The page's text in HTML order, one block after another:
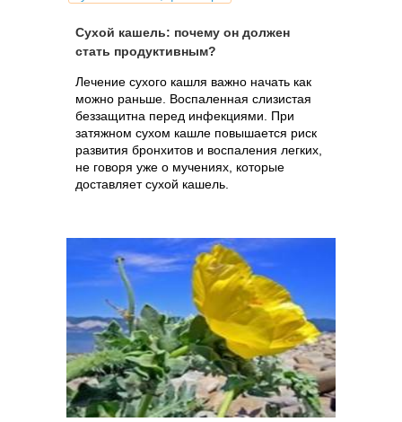
Сухой кашель: почему он должен
стать продуктивным?
Лечение сухого кашля важно начать как
можно раньше. Воспаленная слизистая
беззащитна перед инфекциями. При
затяжном сухом кашле повышается риск
развития бронхитов и воспаления легких,
не говоря уже о мучениях, которые
доставляет сухой кашель.